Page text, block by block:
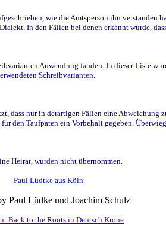
wie die Amtsperson ihn verstanden
In den Fällen bei denen erkannt wurde,
Anwendung fanden. In dieser Liste
Schreibvarianten.
dass nur in derartigen Fällen eine
Taufpaten ein Vorbehalt gegeben.
Heirat, wurden nicht übernommen.
Paul Lüdtke aus Köln
Paul Lüdke und Joachim Schulz
Back to the Roots in Deutsch Krone